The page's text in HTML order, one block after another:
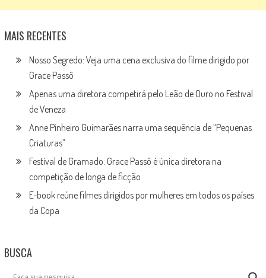
MAIS RECENTES
Nosso Segredo: Veja uma cena exclusiva do filme dirigido por
Grace Passô
Apenas uma diretora competirá pelo Leão de Ouro no Festival
de Veneza
Anne Pinheiro Guimarães narra uma sequência de “Pequenas
Criaturas”
Festival de Gramado: Grace Passô é única diretora na
competição de longa de ficção
E-book reúne filmes dirigidos por mulheres em todos os países
da Copa
BUSCA